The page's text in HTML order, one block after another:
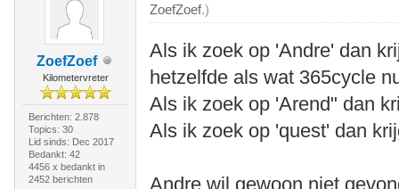
ZoefZoef
Kilometervreter
Berichten: 2.878
Topics: 30
Lid sinds: Dec 2017
Bedankt: 42
4456 x bedankt in
2452 berichten
ZoefZoef.)
Als ik zoek op 'Andre' dan
hetzelfde als wat 365cycle
Als ik zoek op 'Arend" dan
Als ik zoek op 'quest' dan
Andre wil gewoon niet